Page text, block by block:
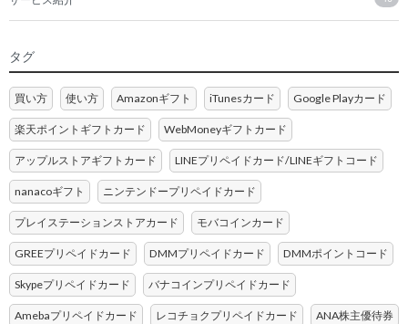
タグ
買い方 使い方 Amazonギフト iTunesカード Google Playカード
楽天ポイントギフトカード WebMoneyギフトカード
アップルストアギフトカード LINEプリペイドカード/LINEギフトコード
nanacoギフト ニンテンドープリペイドカード
プレイステーションストアカード モバコインカード
GREEプリペイドカード DMMプリペイドカード DMMポイントコード
Skypeプリペイドカード バナコインプリペイドカード
Amebaプリペイドカード レコチョクプリペイドカード ANA株主優待券